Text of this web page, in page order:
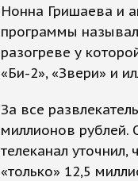
Нонна Гришаева и
программы
разогреве у
«Би-2», «Звери» и
За все
миллионов рублей.
телеканал уточнил,
«только» 12,5